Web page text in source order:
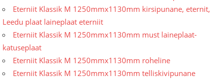
Eterniit Klassik M 1250mmx1130mm kirsipunane, eternit,
Leedu plaat laineplaat eterniit
Eterniit Klassik M 1250mmx1130mm must laineplaat-
katuseplaat
Eterniit Klassik M 1250mmx1130mm roheline
Eterniit Klassik M 1250mmx1130mm telliskivipunane